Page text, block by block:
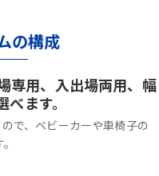
の構成
専用、入出場両用、幅
ます。
で、ベビーカーや車椅子の